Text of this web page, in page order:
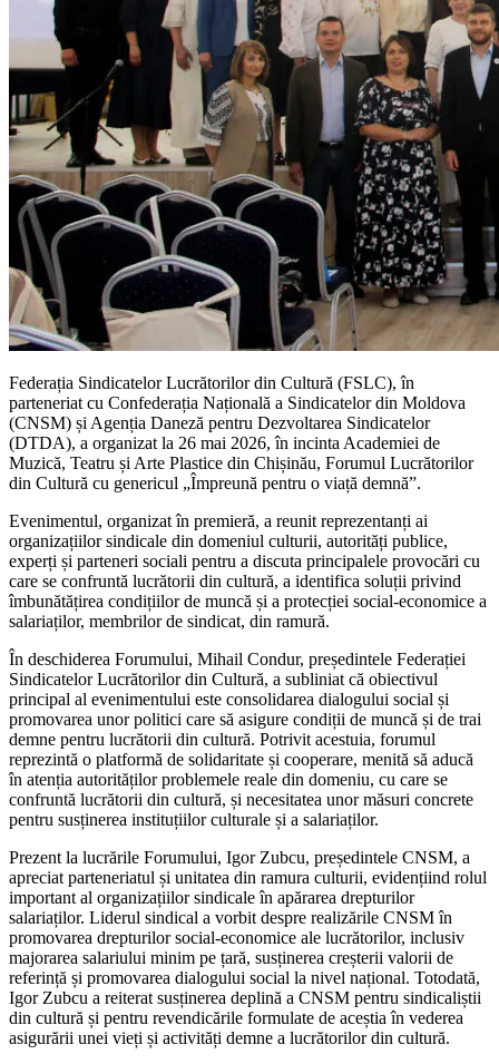
Federația Sindicatelor Lucrătorilor din Cultură (FSLC), în
parteneriat cu Confederația Națională a Sindicatelor din Moldova
(CNSM) și Agenția Daneză pentru Dezvoltarea Sindicatelor
(DTDA), a organizat la 26 mai 2026, în incinta Academiei de
Muzică, Teatru și Arte Plastice din Chișinău, Forumul Lucrătorilor
din Cultură cu genericul „Împreună pentru o viață demnă”.
Evenimentul, organizat în premieră, a reunit reprezentanți ai
organizațiilor sindicale din domeniul culturii, autorități publice,
experți și parteneri sociali pentru a discuta principalele provocări cu
care se confruntă lucrătorii din cultură, a identifica soluții privind
îmbunătățirea condițiilor de muncă și a protecției social-economice a
salariaților, membrilor de sindicat, din ramură.
În deschiderea Forumului, Mihail Condur, președintele Federației
Sindicatelor Lucrătorilor din Cultură, a subliniat că obiectivul
principal al evenimentului este consolidarea dialogului social și
promovarea unor politici care să asigure condiții de muncă și de trai
demne pentru lucrătorii din cultură. Potrivit acestuia, forumul
reprezintă o platformă de solidaritate și cooperare, menită să aducă
în atenția autorităților problemele reale din domeniu, cu care se
confruntă lucrătorii din cultură, și necesitatea unor măsuri concrete
pentru susținerea instituțiilor culturale și a salariaților.
Prezent la lucrările Forumului, Igor Zubcu, președintele CNSM, a
apreciat parteneriatul și unitatea din ramura culturii, evidențiind rolul
important al organizațiilor sindicale în apărarea drepturilor
salariaților. Liderul sindical a vorbit despre realizările CNSM în
promovarea drepturilor social-economice ale lucrătorilor, inclusiv
majorarea salariului minim pe țară, susținerea creșterii valorii de
referință și promovarea dialogului social la nivel național. Totodată,
Igor Zubcu a reiterat susținerea deplină a CNSM pentru sindicaliștii
din cultură și pentru revendicările formulate de aceștia în vederea
asigurării unei vieți și activități demne a lucrătorilor din cultură.